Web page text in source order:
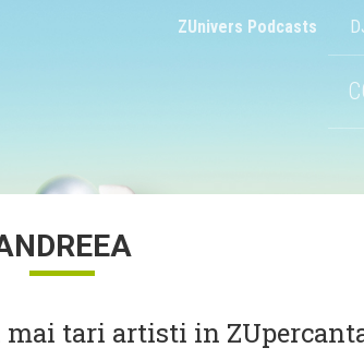
ZUnivers Podcasts
mai tari artisti in